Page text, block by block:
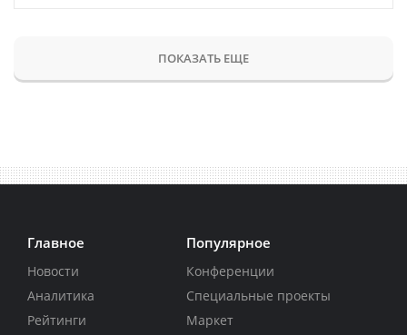
ПОКАЗАТЬ ЕЩЕ
Главное
Новости
Аналитика
Рейтинги
Популярное
Конференции
Специальные проекты
Маркет